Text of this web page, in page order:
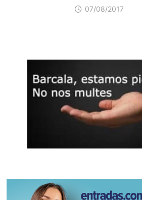
07/08/2017